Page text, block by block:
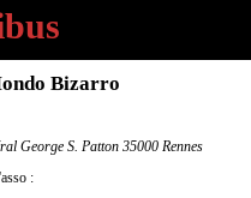
Bizarro
George S. Patton 35000 Rennes
: